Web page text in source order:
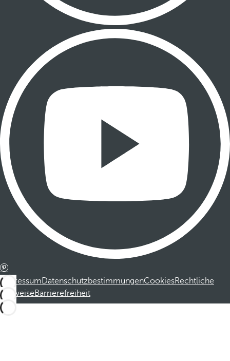
ImpressumDatenschutzbestimmungenCookiesRechtliche
HinweiseBarrierefreiheit